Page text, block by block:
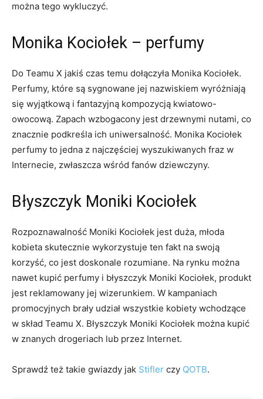
można tego wykluczyć.
Monika Kociołek – perfumy
Do Teamu X jakiś czas temu dołączyła Monika Kociołek.
Perfumy, które są sygnowane jej nazwiskiem wyróżniają
się wyjątkową i fantazyjną kompozycją kwiatowo-
owocową. Zapach wzbogacony jest drzewnymi nutami, co
znacznie podkreśla ich uniwersalność. Monika Kociołek
perfumy to jedna z najczęściej wyszukiwanych fraz w
Internecie, zwłaszcza wśród fanów dziewczyny.
Błyszczyk Moniki Kociołek
Rozpoznawalność Moniki Kociołek jest duża, młoda
kobieta skutecznie wykorzystuje ten fakt na swoją
korzyść, co jest doskonale rozumiane. Na rynku można
nawet kupić perfumy i błyszczyk Moniki Kociołek, produkt
jest reklamowany jej wizerunkiem. W kampaniach
promocyjnych brały udział wszystkie kobiety wchodzące
w skład Teamu X. Błyszczyk Moniki Kociołek można kupić
w znanych drogeriach lub przez Internet.
Sprawdź też takie gwiazdy jak Stifler czy QOTB.